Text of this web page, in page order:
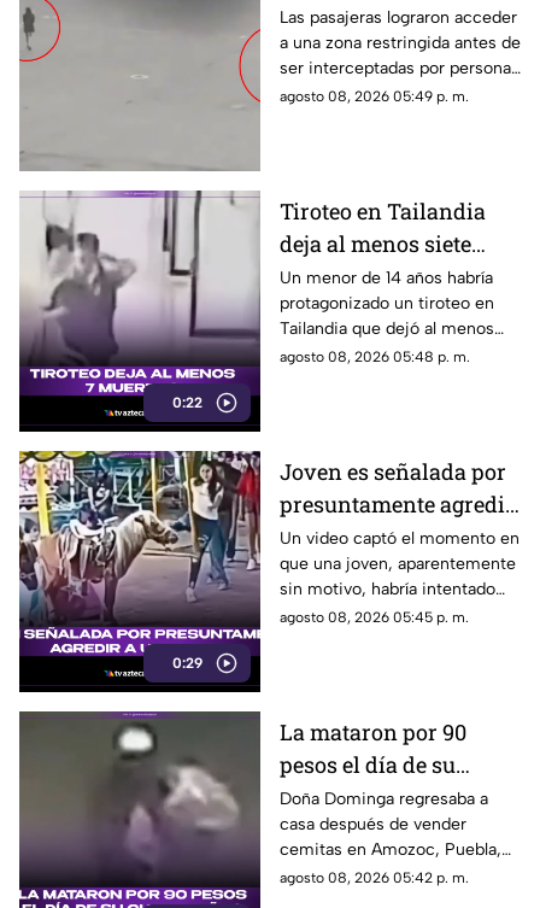
aeropuerto tras perder
su vuelo; autoridades
logran detenerlas
Las pasajeras lograron acceder
a una zona restringida antes de
ser interceptadas por personal
del aeropuerto.
agosto 08, 2026 05:49 p. m.
0:22
Tiroteo en Tailandia
deja al menos siete
muertos
Un menor de 14 años habría
protagonizado un tiroteo en
Tailandia que dejó al menos
siete personas muertas, entre
agosto 08, 2026 05:48 p. m.
0:29
Joven es señalada por
presuntamente agredir
a un pony en feria de
Pueblo Mágico
Un video captó el momento en
que una joven, aparentemente
sin motivo, habría intentado
agredir a un pequeño pony.
agosto 08, 2026 05:45 p. m.
La mataron por 90
pesos el día de su
cumpleaños; Este es el
caso de Doña Dominga
Doña Dominga regresaba a
casa después de vender
cemitas en Amozoc, Puebla,
cuando presuntamente un
agosto 08, 2026 05:42 p. m.